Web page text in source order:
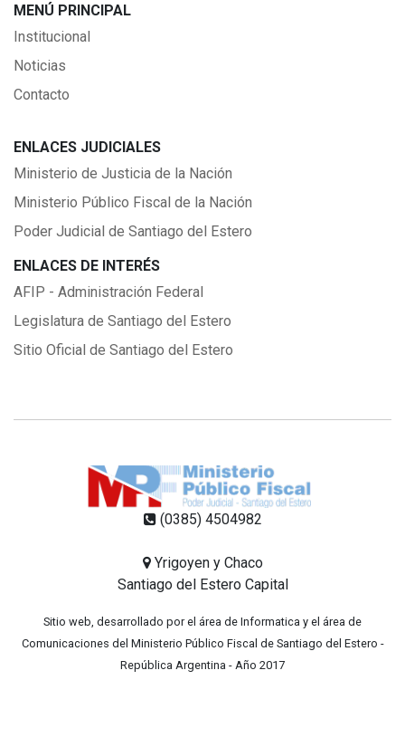
MENÚ PRINCIPAL
Institucional
Noticias
Contacto
ENLACES JUDICIALES
Ministerio de Justicia de la Nación
Ministerio Público Fiscal de la Nación
Poder Judicial de Santiago del Estero
ENLACES DE INTERÉS
AFIP - Administración Federal
Legislatura de Santiago del Estero
Sitio Oficial de Santiago del Estero
(0385) 4504982
Yrigoyen y Chaco
Santiago del Estero Capital
Sitio web, desarrollado por el área de Informatica y el área de
Comunicaciones del Ministerio Público Fiscal de Santiago del Estero -
República Argentina - Año 2017